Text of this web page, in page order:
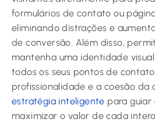
formulários de contato ou
eliminando distrações e
de conversão. Além disso,
mantenha uma identidade
todos os seus pontos de
profissionalidade e a coesão da
estratégia inteligente para guiar
maximizar o valor de cada